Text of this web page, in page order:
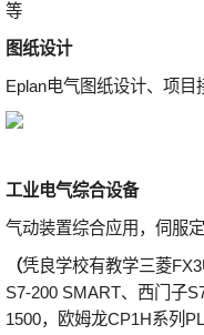
等
图纸设计
Eplan电气图纸设计、项目
工业电气综合设备
气动装置综合应用，伺服
（凭良学校有教学三菱
S7-200 SMART、西门子
1500，欧姆龙CP1H系列